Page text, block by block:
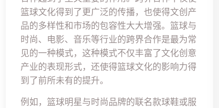
篮球文化得到了更广泛的传播，也使得文创产
品的多样性和市场的包容性大大增强。篮球与
时尚、电影、音乐等行业的跨界合作是最为常
见的一种模式，这种模式不仅丰富了文化创意
产业的表现形式，还使得篮球文化的影响力得
到了前所未有的提升。
例如，篮球明星与时尚品牌的联名款球鞋或服